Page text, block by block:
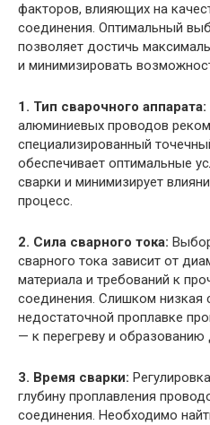
факторов, влияющих на
соединения. Оптимальный
позволяет достичь
и минимизировать
1. Тип сварочного аппарата:
алюминиевых проводов
специализированный
обеспечивает оптимальные
сварки и минимизирует
процесс.
2. Сила сварного тока:
сварного тока зависит от
материала и требований к
соединения. Слишком низкая
недостаточной проплавке
— к перегреву и образованию
3. Время сварки:
глубину проплавления
соединения. Необходимо